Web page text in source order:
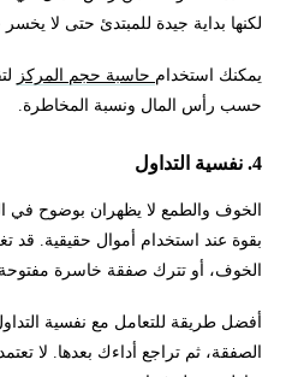
لكنها بداية جيدة للمبتدئ حتى لا
يمكنك استخدام حاسبة حجم المركز
حسب رأس المال ونسبة المخاطرة.
4. نفسية التداول
الخوف والطمع لا يظهران بوضوح في
بقوة عند استخدام أموال حقيقية. قد
الخوف، أو تترك صفقة خاسرة مفتوحة
أفضل طريقة للتعامل مع نفسية
الصفقة، ثم تراجع أداءك بعدها. لا